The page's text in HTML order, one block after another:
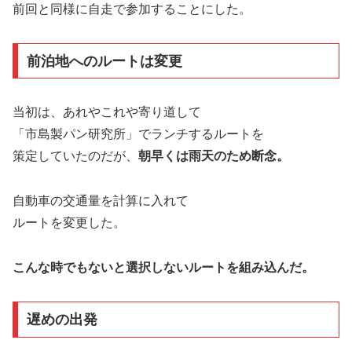
前回と同様に自走で参加することにした。
前泊地へのルートは変更
当初は、あれやこれや寄り道して
「市島製パン研究所」でランチするルートを
策定していたのだが、 朝早くは雨天のため断念。
自動車の交通量を計算に入れて
ルートを変更した。
こんな時でもないと選択しないルートを組み込んだ。
遅めの出発